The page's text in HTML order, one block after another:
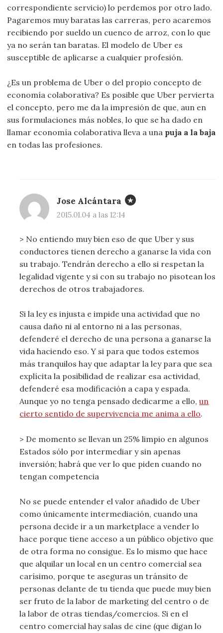
correspondiente servicio) lo perdemos por otro lado.
Pagaremos muy baratas las carreras, pero acaremos
recibiendo por sueldo un cuenco de arroz, con lo que
ya no serán tan baratas. El modelo de Uber es
susceptible de aplicarse a cualquier profesión.
¿Es un problema de Uber o del propio concepto de
economía colaborativa? Es posible que Uber pervierta
el concepto, pero me da la impresión de que, aun en
sus formulaciones más nobles, lo que se ha dado en
llamar economía colaborativa lleva a una puja a la baja
en todas las profesiones.
Jose Alcántara
2015.01.04 a las 12:14
> No entiendo muy bien eso de que Uber y sus
conductores tienen derecho a ganarse la vida con
su trabajo. Tendrán derecho a ello si respetan la
legalidad vigente y si con su trabajo no pisotean los
derechos de otros trabajadores.
Si la ley es injusta e impide una actividad que no
causa daño ni al entorno ni a las personas,
defenderé el derecho de una persona a ganarse la
vida haciendo eso. Y si para que todos estemos
más tranquilos hay que adaptar la ley para que sea
explícita la posibilidad de realizar esa actividad,
defenderé esa modificación a capa y espada.
Aunque yo no tenga pensado dedicarme a ello,un
cierto sentido de supervivencia me anima a ello.
> De momento se llevan un 25% limpio en algunos
Estados sólo por intermediar y sin apenas
inversión; habrá que ver lo que piden cuando no
tengan competencia
No se puede entender el valor añadido de Uber
como únicamente intermediación, cuando una
persona decide ir a un marketplace a vender lo
hace porque tiene acceso a un público objetivo que
de otra forma no consigue. Es lo mismo que hace
que alquilar un local en un centro comercial sea
carísimo, porque te aseguras un tránsito de
personas delante de tu tienda que puede muy bien
ser fruto de la labor de marketing del centro o de
la labor de otras tiendas/comercios. Si en el
centro comercial hay salas de cine (que digan lo